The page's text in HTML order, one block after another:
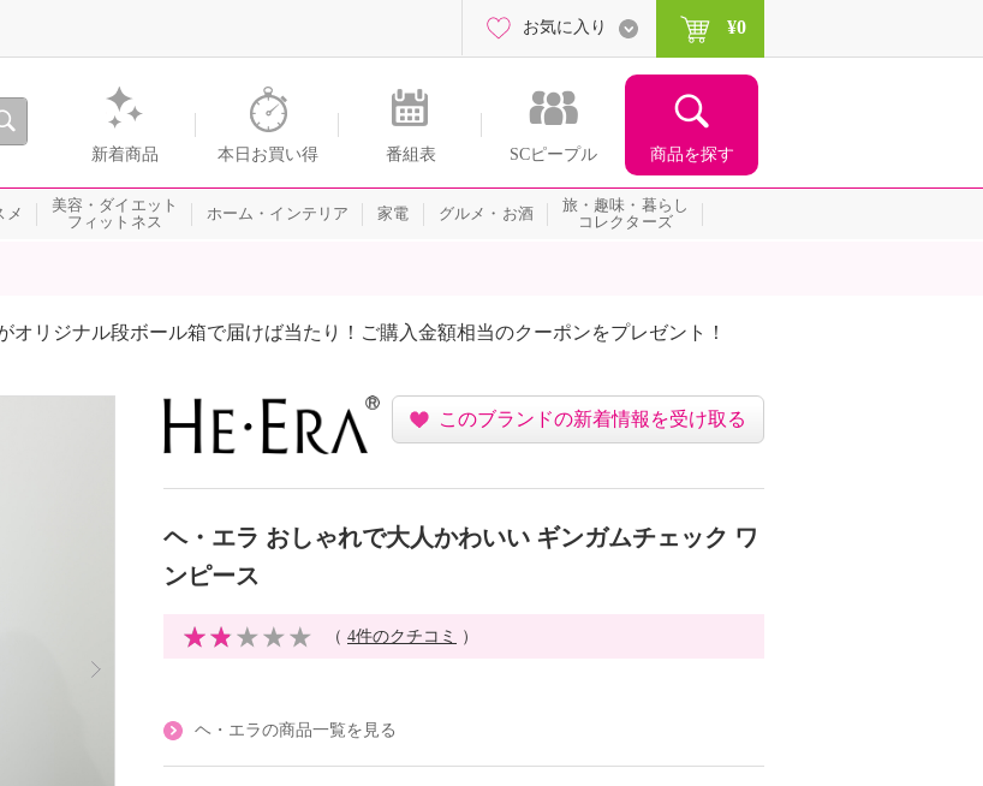
ショッピングのショップチャンネル
新着商品 本日お買い得 番組表 SCピープル 商品を探す
お気に入り ¥0
メ
美容・ダイエット
フィットネス
ホーム・インテリア 家電 グルメ・お酒
旅・趣味・暮らし
コレクターズ
オリジナル段ボール箱で届けば当たり！ご購入金額相当のクーポンをプレゼント！
このブランドの新着情報を受け取る
ヘ・エラ おしゃれで大人かわいい ギンガムチェック ワ
ンピース
（ 4件のクチコミ ）
ヘ・エラの商品一覧を見る